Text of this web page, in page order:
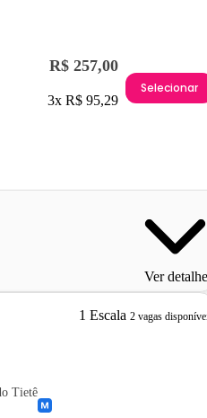
R$ 257,00
3x R$ 95,29
Selecionar
Ver
1 Escala 2 vagas
Tietê